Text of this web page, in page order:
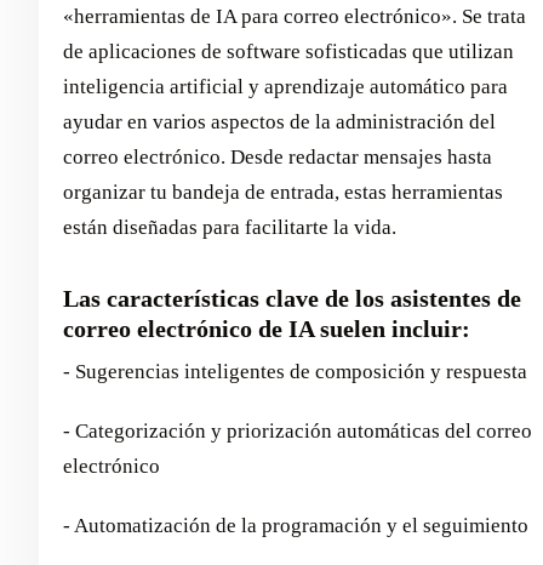
«herramientas de IA para correo electrónico». Se trata
de aplicaciones de software sofisticadas que utilizan
inteligencia artificial y aprendizaje automático para
ayudar en varios aspectos de la administración del
correo electrónico. Desde redactar mensajes hasta
organizar tu bandeja de entrada, estas herramientas
están diseñadas para facilitarte la vida.
Las características clave de los asistentes de
correo electrónico de IA suelen incluir:
- Sugerencias inteligentes de composición y respuesta
- Categorización y priorización automáticas del correo
electrónico
- Automatización de la programación y el seguimiento